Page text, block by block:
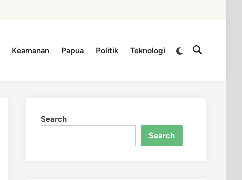
Keamanan Papua Politik Teknologi
Switch
to
Open
Search
Search